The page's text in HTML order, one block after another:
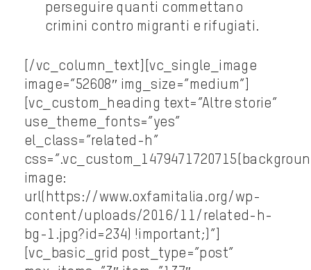
perseguire quanti commettano
crimini contro migranti e rifugiati.
[/vc_column_text][vc_single_image
image=”52608″ img_size=”medium”]
[vc_custom_heading text=”Altre storie”
use_theme_fonts=”yes”
el_class=”related-h”
image:
url(https://www.oxfamitalia.org/wp-
content/uploads/2016/11/related-h-
bg-1.jpg?id=234) !important;}”]
[vc_basic_grid post_type=”post”